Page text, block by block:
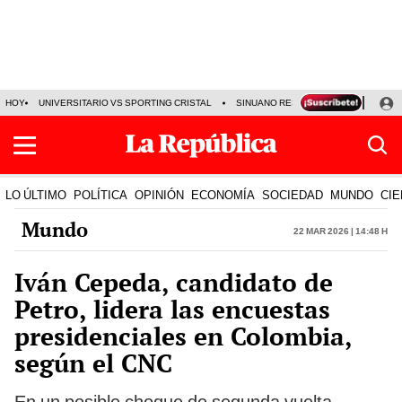
HOY UNIVERSITARIO VS SPORTING CRISTAL SINUANO RESULTADOS HOY
LO ÚLTIMO POLÍTICA OPINIÓN ECONOMÍA SOCIEDAD MUNDO
Mundo 22 Mar 2026 | 14:48 h
Iván Cepeda, candidato de
Petro, lidera las encuestas
presidenciales en Colombia,
según el CNC